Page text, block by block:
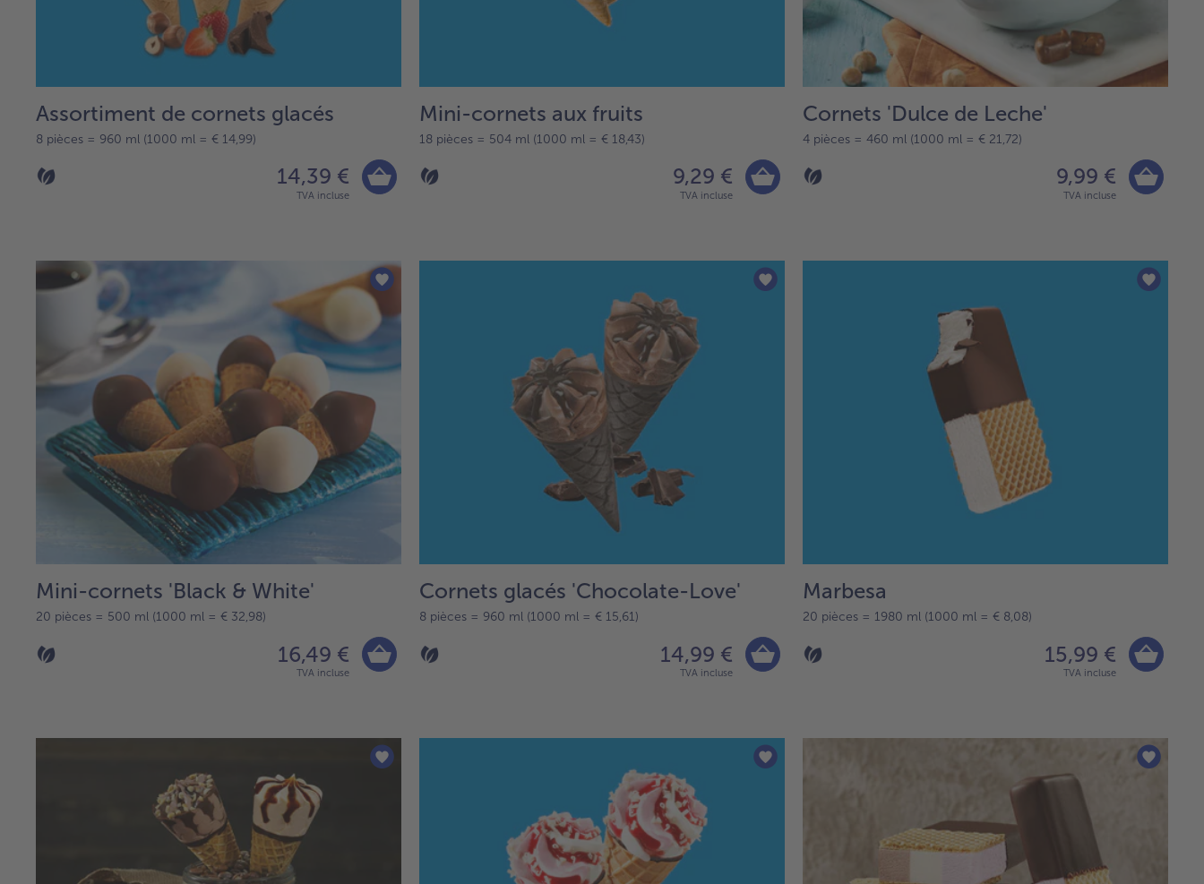
Assortiment de cornets glacés
8 pièces = 960 ml (1000 ml = € 14,99)
14,39 €
TVA incluse
Mini-cornets aux fruits
18 pièces = 504 ml (1000 ml = € 18,43)
9,29 €
TVA incluse
Cornets 'Dulce de Leche'
4 pièces = 460 ml (1000 ml = € 21,72)
9,99 €
TVA incluse
Mini-cornets 'Black & White'
20 pièces = 500 ml (1000 ml = € 32,98)
16,49 €
TVA incluse
Cornets glacés 'Chocolate-Love'
8 pièces = 960 ml (1000 ml = € 15,61)
14,99 €
TVA incluse
Marbesa
20 pièces = 1980 ml (1000 ml = € 8,08)
15,99 €
TVA incluse